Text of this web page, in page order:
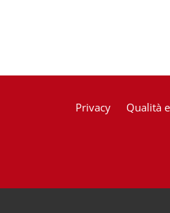
Privacy Qualità